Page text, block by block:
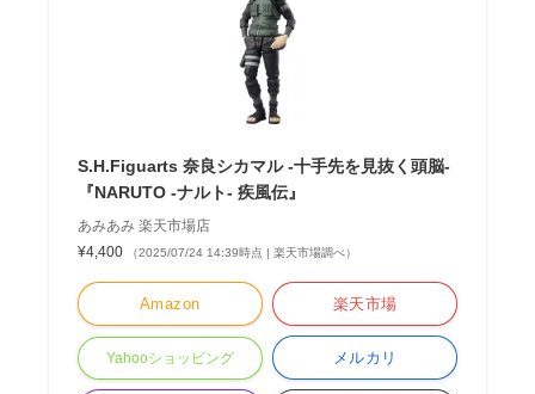
S.H.Figuarts 奈良シカマル -十手先を見抜く頭脳-
『NARUTO -ナルト- 疾風伝』
あみあみ 楽天市場店
¥4,400
（2025/07/24 14:39時点 | 楽天市場調べ）
Amazon 楽天市場
Yahooショッピング メルカリ